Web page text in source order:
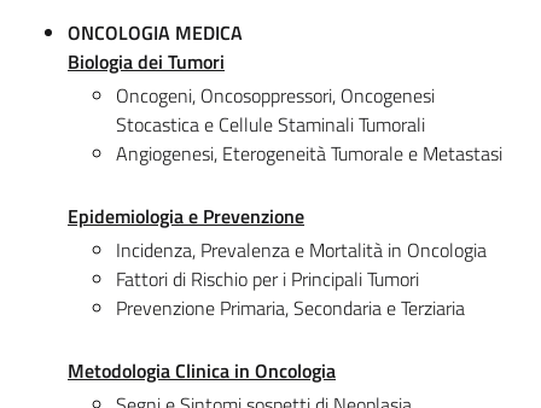
ONCOLOGIA MEDICA
Biologia dei Tumori
Oncogeni, Oncosoppressori, Oncogenesi
Stocastica e Cellule Staminali Tumorali
Angiogenesi, Eterogeneità Tumorale e Metastasi
Epidemiologia e Prevenzione
Incidenza, Prevalenza e Mortalità in Oncologia
Fattori di Rischio per i Principali Tumori
Prevenzione Primaria, Secondaria e Terziaria
Metodologia Clinica in Oncologia